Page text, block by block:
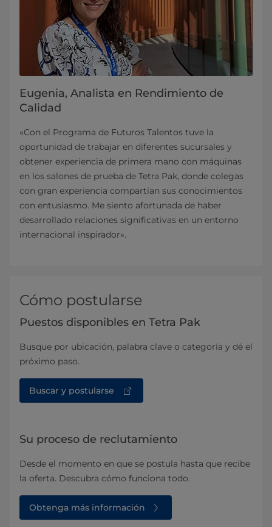
Eugenia, Analista en Rendimiento de
Calidad
«Con el Programa de Futuros Talentos tuve la
oportunidad de trabajar en diferentes sucursales y
obtener experiencia de primera mano con máquinas
en los salones de prueba de Tetra Pak, donde colegas
con gran experiencia compartían sus conocimientos
con entusiasmo. Me siento afortunada de haber
desarrollado relaciones significativas en un entorno
internacional inspirador».
Cómo postularse
Puestos disponibles en Tetra Pak
Busque por ubicación, palabra clave o categoría y dé el
próximo paso.
Buscar y postularse
Su proceso de reclutamiento
Desde el momento en que se postula hasta que recibe
la oferta. Descubra cómo funciona todo.
Obtenga más información